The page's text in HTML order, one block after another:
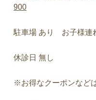
900
駐車場 あり お子様連
休診日 無し
※お得なクーポンなど